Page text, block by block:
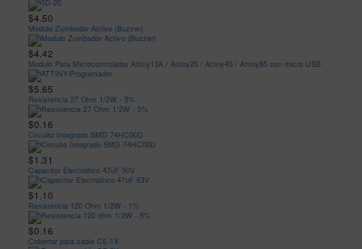
$4.50
Modulo Zumbador Activo (Buzzer)
$4.42
Modulo Para Microcontrolador Attiny13A / Attiny25 / Attiny45 / Attiny85 con micro USB
$5.65
Resistencia 27 Ohm 1/2W - 5%
$0.16
Circuito Integrado SMD 74HC00D
$1.31
Capacitor Electroltico 47uF 50V
$1.10
Resistencia 120 Ohm 1/2W - 1%
$0.16
Cobertor para cable CE-1X